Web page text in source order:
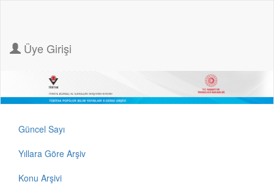
Üye Girişi
Güncel Sayı
Yıllara Göre Arşiv
Konu Arşivi